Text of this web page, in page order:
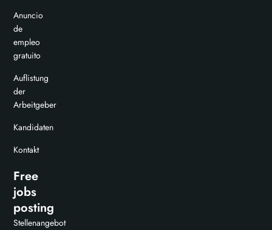
Anuncio
de
empleo
gratuito
Auflistung
der
Arbeitgeber
Kandidaten
Kontakt
Free
jobs
posting
Stellenangebot